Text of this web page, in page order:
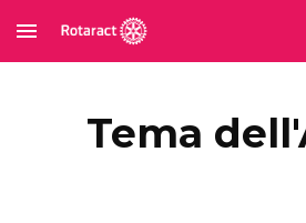
Skip to main content
Tema